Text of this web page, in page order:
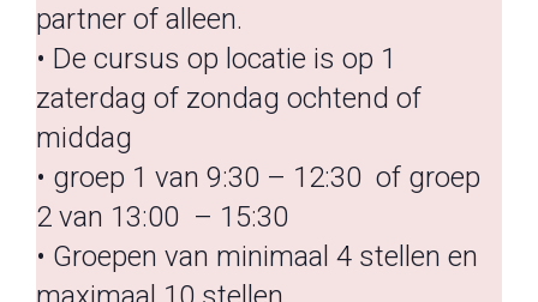
partner of alleen.
• De cursus op locatie is op 1
zaterdag of zondag ochtend of
middag
• groep 1 van 9:30 – 12:30 of groep
2 van 13:00 – 15:30
• Groepen van minimaal 4 stellen en